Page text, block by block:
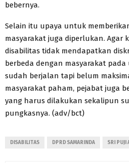
bebernya.
Selain itu upaya untuk
masyarakat juga diperlukan. Agar
disabilitas tidak mendapatkan
berbeda dengan masyarakat pada
sudah berjalan tapi belum
masyarakat paham, pejabat juga
yang harus dilakukan sekalipun
pungkasnya. (adv/bct)
DISABILITAS DPRD SAMARINDA SRI PUJI